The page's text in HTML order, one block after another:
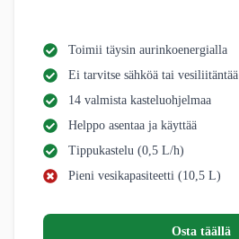
Toimii täysin aurinkoenergialla
Ei tarvitse sähköä tai vesiliitäntää
14 valmista kasteluohjelmaa
Helppo asentaa ja käyttää
Tippukastelu (0,5 L/h)
Pieni vesikapasiteetti (10,5 L)
Osta täällä